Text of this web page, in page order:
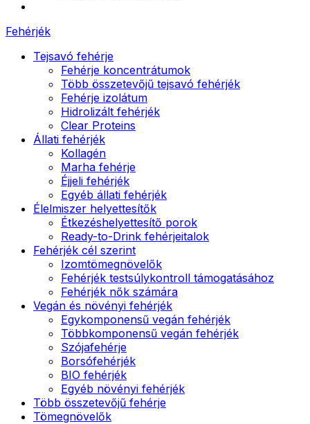
Fehérjék
Tejsavó fehérje
Fehérje koncentrátumok
Több összetevőjű tejsavó fehérjék
Fehérje izolátum
Hidrolizált fehérjék
Clear Proteins
Állati fehérjék
Kollagén
Marha fehérje
Éjjeli fehérjék
Egyéb állati fehérjék
Élelmiszer helyettesítők
Étkezéshelyettesítő porok
Ready-to-Drink fehérjeitalok
Fehérjék cél szerint
Izomtömegnövelők
Fehérjék testsúlykontroll támogatásához
Fehérjék nők számára
Vegán és növényi fehérjék
Egykomponensű vegán fehérjék
Többkomponensű vegán fehérjék
Szójafehérje
Borsófehérjék
BIO fehérjék
Egyéb növényi fehérjék
Több összetevőjű fehérje
Tömegnövelők